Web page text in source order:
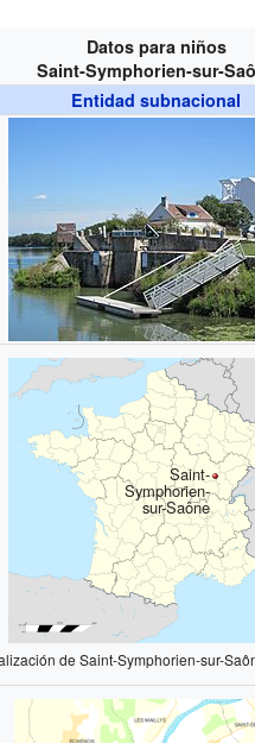
Datos para niños
Saint-Symphorien-sur-
Entidad subnacional
Saint-
Symphorien-
sur-Saône
de Saint-Symphorien-sur-